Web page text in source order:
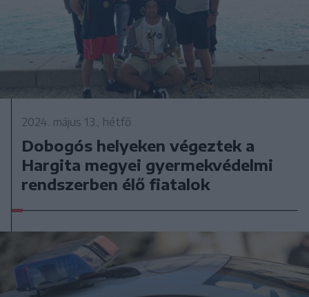
2024. május 13., hétfő
Dobogós helyeken végeztek a
Hargita megyei gyermekvédelmi
rendszerben élő fiatalok